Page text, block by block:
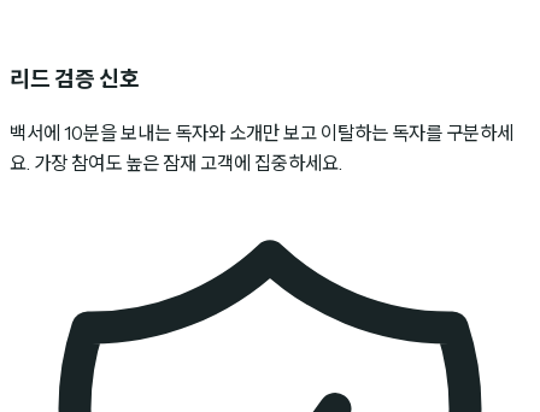
리드 검증 신호
백서에 10분을 보내는 독자와 소개만 보고 이탈하는 독자를 구분하세
요. 가장 참여도 높은 잠재 고객에 집중하세요.